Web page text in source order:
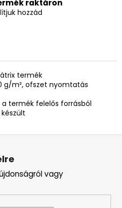
raktáron
hozzád
termék
g/m², ofszet nyomtatás
a termék felelős forrásból
vagy